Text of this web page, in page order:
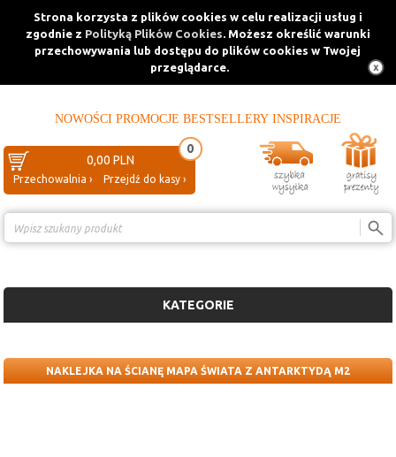
Strona korzysta z plików cookies w celu realizacji usług i
zgodnie z Polityką Plików Cookies. Możesz określić warunki
przechowywania lub dostępu do plików cookies w Twojej
przeglądarce.
NOWOŚCI PROMOCJE BESTSELLERY INSPIRACJE
0,00 PLN
0
Przechowalnia › Przejdź do kasy ›
KATEGORIE
NAKLEJKA NA ŚCIANĘ MAPA ŚWIATA Z ANTARKTYDĄ M2